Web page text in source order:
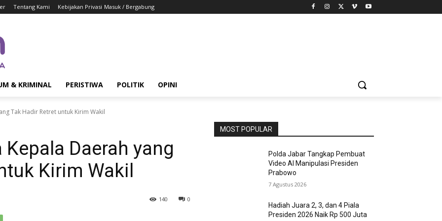
Tentang Kami Kebijakan Privasi Masuk / Bergabung
& KRIMINAL PERISTIWA POLITIK OPINI
Tak Hadir Retret untuk Kirim Wakil
Daerah yang
Kirim Wakil
0
140
MOST POPULAR
Polda Jabar Tangkap Pembuat
Video AI Manipulasi Presiden
Prabowo
7 Agustus 2026
Hadiah Juara 2, 3, dan 4 Piala
Presiden 2026 Naik Rp 500 Juta